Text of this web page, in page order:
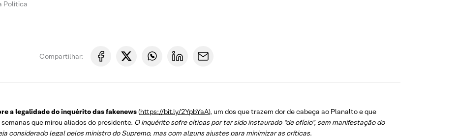
Política
Compartilhar:
a legalidade do inquérito das fakenews(https://bit.ly/2YpbYaA), um dos que trazem dor de cabeça ao Planalto e que
que mirou aliados do presidente. O inquérito sofre cíticas por ter sido instaurado “de ofício”, sem manifestação do
considerado legal pelos ministro do Supremo, mas com alguns ajustes para minimizar as críticas.